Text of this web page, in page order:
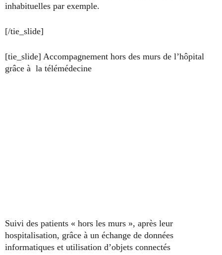
inhabituelles par exemple.
[/tie_slide]
[tie_slide] Accompagnement hors des murs de l’hôpital
grâce à la télémédecine
Suivi des patients « hors les murs », après leur
hospitalisation, grâce à un échange de données
informatiques et utilisation d’objets connectés